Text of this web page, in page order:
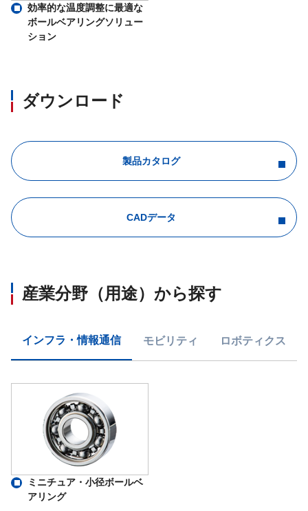
効率的な温度調整に最適な
ボールベアリングソリュー
ション
ダウンロード
製品カタログ
CADデータ
産業分野（用途）から探す
インフラ・情報通信 モビリティ ロボティクス
ミニチュア・小径ボールベ
アリング